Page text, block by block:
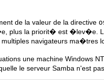
de la valeur de la directive
plus la priorit� est �lev�e.
navigateurs ma�tres
une machine Windows
le serveur Samba n'est